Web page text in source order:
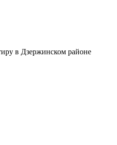
в Дзержинском районе